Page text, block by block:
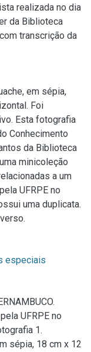
realizada no dia
da Biblioteca
transcrição da
em sépia,
Foi
Esta fotografia
Conhecimento
da Biblioteca
minicoleção
a um
UFRPE no
uma duplicata.
especiais
UFRPE no
1.
sépia, 18 cm x 12